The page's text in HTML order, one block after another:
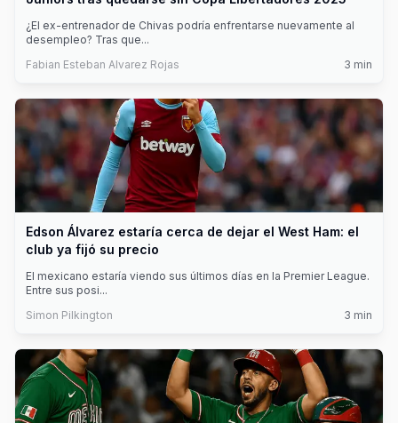
¿El ex-entrenador de Chivas podría enfrentarse nuevamente al
desempleo? Tras que...
Fabian Esteban Alvarez Rojas
3 min
Edson Álvarez estaría cerca de dejar el West Ham: el
club ya fijó su precio
El mexicano estaría viendo sus últimos días en la Premier League.
Entre sus posi...
Simon Pilkington
3 min